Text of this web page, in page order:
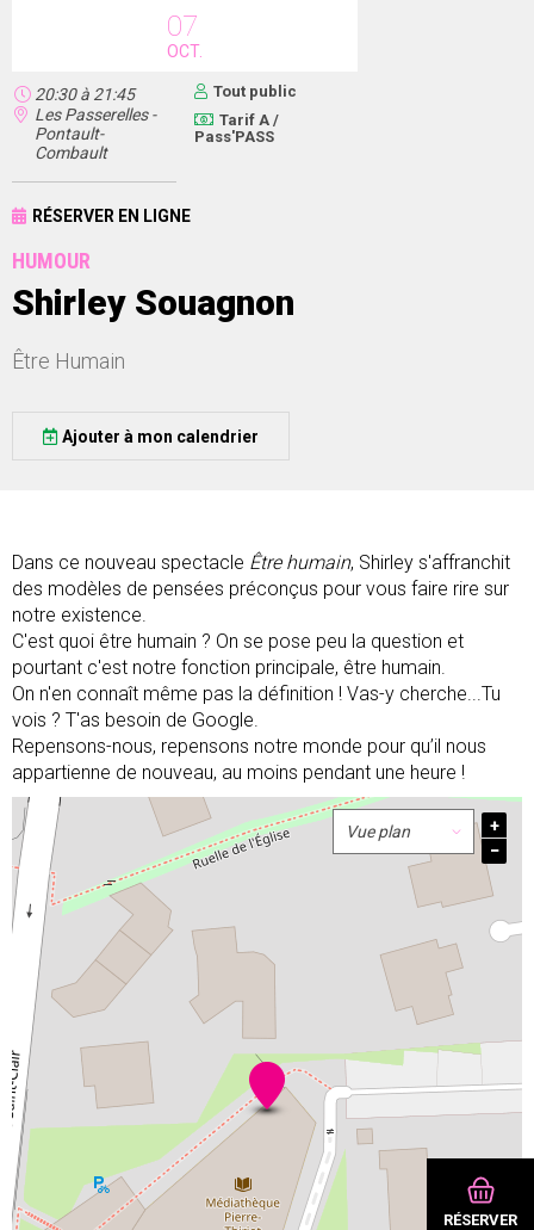
RÉSERVER
07
OCT.
20:30à 21:45
Les Passerelles -
Pontault-
Combault
Tout public
Tarif A /
Pass'PASS
RÉSERVER EN LIGNE
HUMOUR
Shirley Souagnon
Être Humain
Ajouter à mon calendrier
Dans ce nouveau spectacle Être humain, Shirley s'affranchit
des modèles de pensées préconçus pour vous faire rire sur
notre existence.
C'est quoi être humain ? On se pose peu la question et
pourtant c'est notre fonction principale, être humain.
On n'en connaît même pas la définition ! Vas-y cherche...Tu
vois ? T'as besoin de Google.
Repensons-nous, repensons notre monde pour qu’il nous
appartienne de nouveau, au moins pendant une heure !
+
−